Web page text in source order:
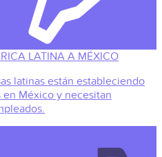
LATINA A MÉXICO
latinas están estableciendo
México y necesitan